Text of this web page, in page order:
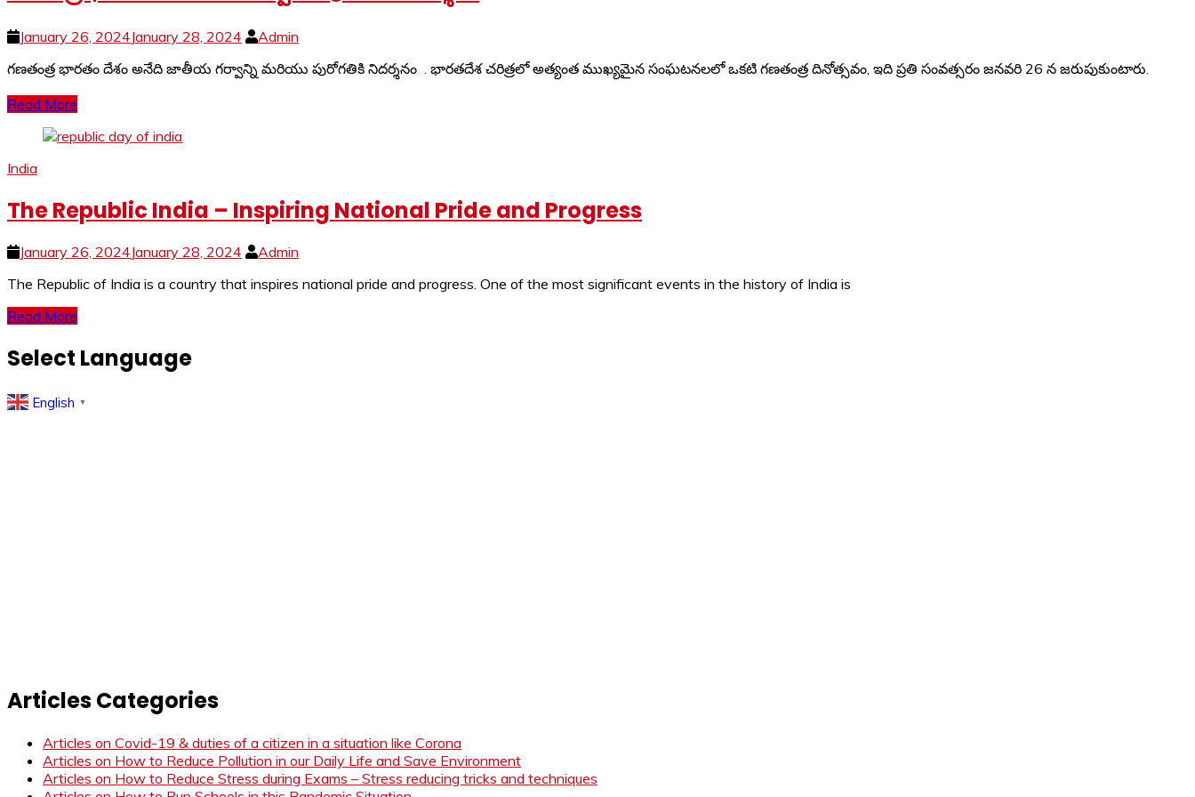
January 26, 2024January 28, 2024
Admin
గణతంత్ర భారతం దేశం అనేది జాతీయ గర్వాన్ని మరియు పురోగతికి నిదర్శనం . భారతదేశ చరిత్రలో అత్యంత ముఖ్యమైన సంఘటనలలో ఒకటి గణతంత్ర దినోత్సవం, ఇది ప్రతి సంవత్సరం జనవరి 26 న జరుపుకుంటారు.
Read More
India
The Republic India – Inspiring National Pride and Progress
January 26, 2024January 28, 2024
Admin
The Republic of India is a country that inspires national pride and progress. One of the most significant events in the history of India is
Read More
Select Language
English ▼
Articles Categories
Articles on Covid-19 & duties of a citizen in a situation like Corona
Articles on How to Reduce Pollution in our Daily Life and Save Environment
Articles on How to Reduce Stress during Exams – Stress reducing tricks and techniques